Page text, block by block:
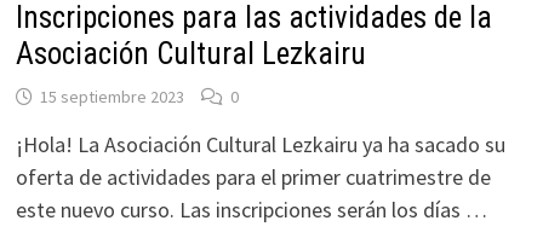
Inscripciones para las actividades de la
Asociación Cultural Lezkairu
15 septiembre 2023 0
¡Hola! La Asociación Cultural Lezkairu ya ha sacado su
oferta de actividades para el primer cuatrimestre de
este nuevo curso. Las inscripciones serán los días …